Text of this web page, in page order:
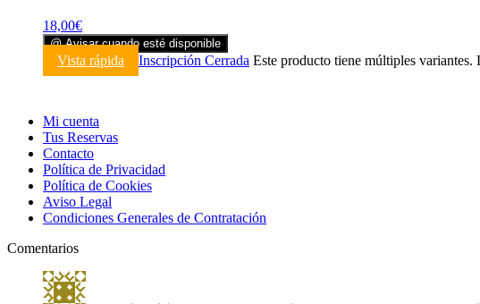
18,00€
@ Avisar cuando esté disponible
Vista rápida Inscripción Cerrada Este producto tiene múltiples variantes.
Mi cuenta
Tus Reservas
Contacto
Política de Privacidad
Política de Cookies
Aviso Legal
Condiciones Generales de Contratación
Comentarios